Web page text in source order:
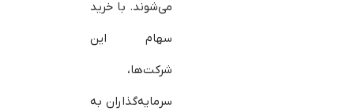
می‌شوند. با خرید
سهام این
شرکت‌ها،
سرمایه‌گذاران به